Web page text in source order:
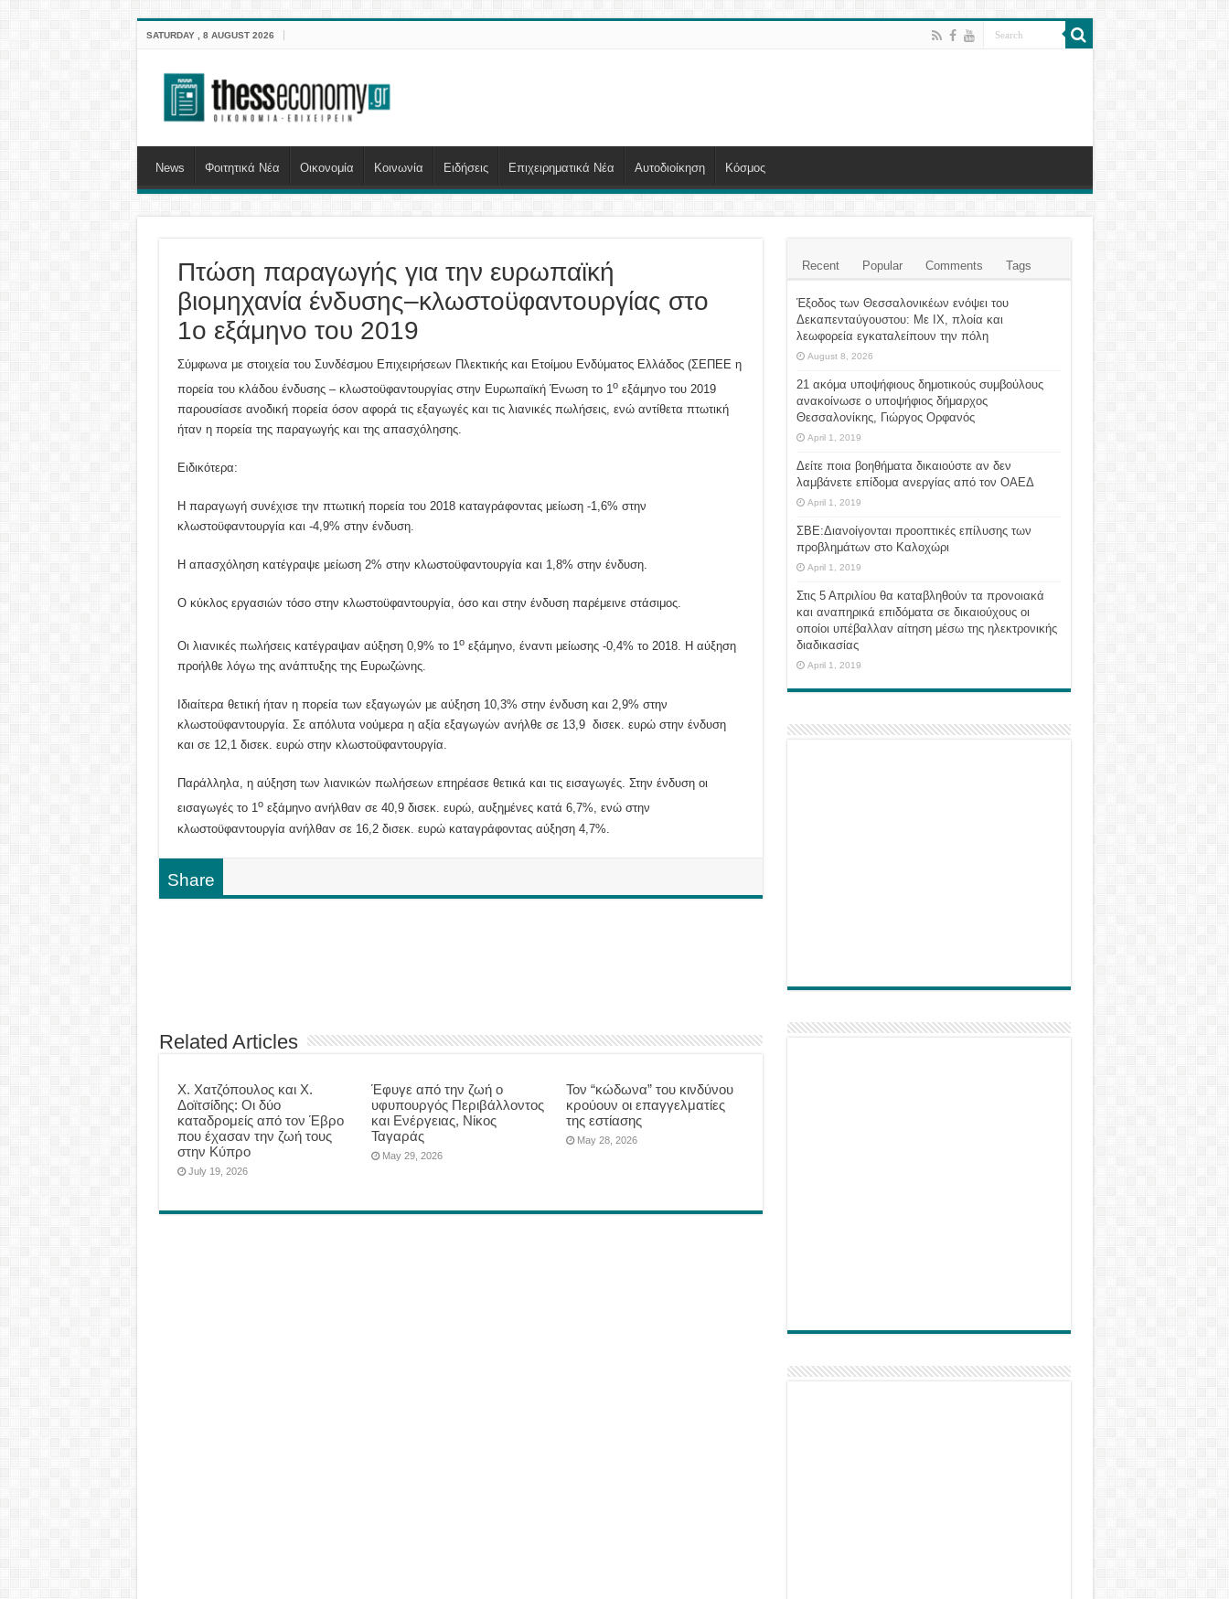
SATURDAY , 8 AUGUST 2026
News Φοιτητικά Νέα Οικονομία Κοινωνία Ειδήσεις Επιχειρηματικά Νέα Αυτοδιοίκηση Κόσμος
Πτώση παραγωγής για την ευρωπαϊκή
βιομηχανία ένδυσης–κλωστοϋφαντουργίας στο
1ο εξάμηνο του 2019
Σύμφωνα με στοιχεία του Συνδέσμου Επιχειρήσεων Πλεκτικής και Ετοίμου Ενδύματος Ελλάδος (ΣΕΠΕΕ η
πορεία του κλάδου ένδυσης – κλωστοϋφαντουργίας στην Ευρωπαϊκή Ένωση το 1 οεξάμηνο του 2019
παρουσίασε ανοδική πορεία όσον αφορά τις εξαγωγές και τις λιανικές πωλήσεις, ενώ αντίθετα πτωτική
ήταν η πορεία της παραγωγής και της απασχόλησης.
Ειδικότερα:
Η παραγωγή συνέχισε την πτωτική πορεία του 2018 καταγράφοντας μείωση -1,6% στην
κλωστοϋφαντουργία και -4,9% στην ένδυση.
Η απασχόληση κατέγραψε μείωση 2% στην κλωστοϋφαντουργία και 1,8% στην ένδυση.
Ο κύκλος εργασιών τόσο στην κλωστοϋφαντουργία, όσο και στην ένδυση παρέμεινε στάσιμος.
Οι λιανικές πωλήσεις κατέγραψαν αύξηση 0,9% το 1οεξάμηνο, έναντι μείωσης -0,4% το 2018. Η αύξηση
προήλθε λόγω της ανάπτυξης της Ευρωζώνης.
Ιδιαίτερα θετική ήταν η πορεία των εξαγωγών με αύξηση 10,3% στην ένδυση και 2,9% στην
κλωστοϋφαντουργία. Σε απόλυτα νούμερα η αξία εξαγωγών ανήλθε σε 13,9 δισεκ. ευρώ στην ένδυση
και σε 12,1 δισεκ. ευρώ στην κλωστοϋφαντουργία.
Παράλληλα, η αύξηση των λιανικών πωλήσεων επηρέασε θετικά και τις εισαγωγές. Στην ένδυση οι
εισαγωγές το 1οεξάμηνο ανήλθαν σε 40,9 δισεκ. ευρώ, αυξημένες κατά 6,7%, ενώ στην
κλωστοϋφαντουργία ανήλθαν σε 16,2 δισεκ. ευρώ καταγράφοντας αύξηση 4,7%.
Share
Related Articles
Χ. Χατζόπουλος και Χ.
Δοϊτσίδης: Οι δύο
καταδρομείς από τον Έβρο
που έχασαν την ζωή τους
στην Κύπρο
July 19, 2026
Έφυγε από την ζωή ο
υφυπουργός Περιβάλλοντος
και Ενέργειας, Νίκος
Ταγαράς
May 29, 2026
Τον “κώδωνα” του κινδύνου
κρούουν οι επαγγελματίες
της εστίασης
May 28, 2026
Recent Popular Comments Tags
Έξοδος των Θεσσαλονικέων ενόψει του
Δεκαπενταύγουστου: Με ΙΧ, πλοία και
λεωφορεία εγκαταλείπουν την πόλη
August 8, 2026
21 ακόμα υποψήφιους δημοτικούς συμβούλους
ανακοίνωσε ο υποψήφιος δήμαρχος
Θεσσαλονίκης, Γιώργος Ορφανός
April 1, 2019
Δείτε ποια βοηθήματα δικαιούστε αν δεν
λαμβάνετε επίδομα ανεργίας από τον ΟΑΕΔ
April 1, 2019
ΣΒΕ:Διανοίγονται προοπτικές επίλυσης των
προβλημάτων στο Καλοχώρι
April 1, 2019
Στις 5 Απριλίου θα καταβληθούν τα προνοιακά
και αναπηρικά επιδόματα σε δικαιούχους οι
οποίοι υπέβαλλαν αίτηση μέσω της ηλεκτρονικής
διαδικασίας
April 1, 2019